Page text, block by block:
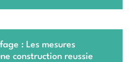
: Les mesures
construction reussie